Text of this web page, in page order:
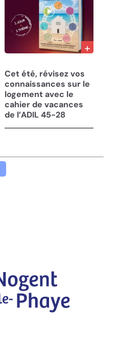
Cet été, révisez vos
connaissances sur le
logement avec le
cahier de vacances
de l’ADIL 45-28